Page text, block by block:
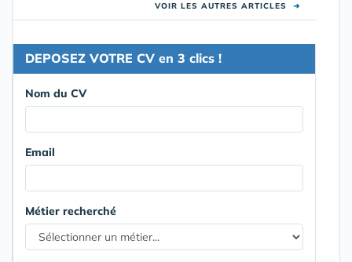
VOIR LES AUTRES ARTICLES ➜
DEPOSEZ VOTRE CV en 3 clics !
Nom du CV
Email
Métier recherché